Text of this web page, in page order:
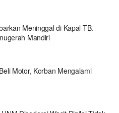
Meninggal di Kapal TB.
Mandiri
Motor, Korban Mengalami